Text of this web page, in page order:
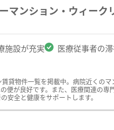
マンション・ウィーク
施設が充実 医療従事者の
貸物件一覧を掲載中。病院近くの
便が良好です。また、医療関連の
安全と健康をサポートします。